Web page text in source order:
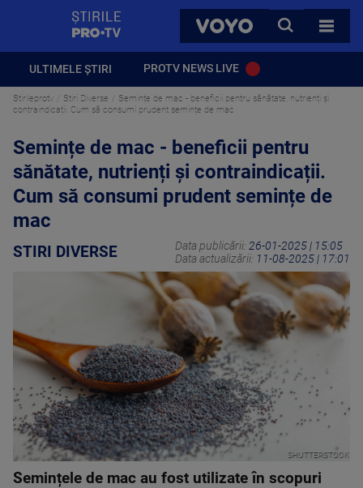
VOYO
CAUTA
TOATE
ULTIMELE ȘTIRI PROTV NEWS LIVE
Stirileprotv Stiri Diverse
Semințe de mac - beneficii pentru sănătate, nutrienți și
contraindicații. Cum să consumi prudent semințe de mac
Semințe de mac - beneficii pentru
sănătate, nutrienți și contraindicații.
Cum să consumi prudent semințe de
mac
STIRI DIVERSE Data publicării: 26-01-2025 | 15:05
Data actualizării: 11-08-2025 | 17:01
SHUTTERSTOCK
Semințele de mac au fost utilizate în scopuri